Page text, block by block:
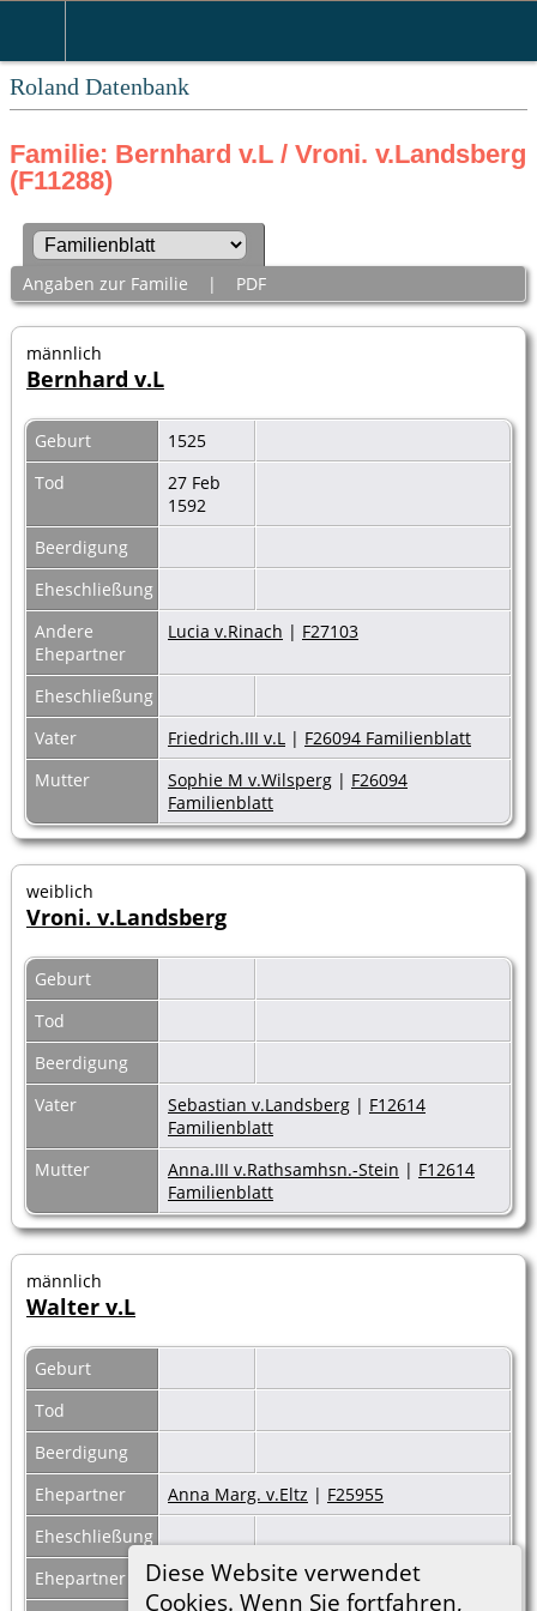
Roland Datenbank
Diese Website verwendet
Cookies. Wenn Sie fortfahren,
Familie: Bernhard v.L / Vroni. v.Landsberg
(F11288)
Angaben zur Familie | PDF
männlich
Bernhard v.L
Geburt
1525
Tod
27 Feb
1592
Beerdigung
Eheschließung
Andere
Ehepartner
Lucia v.Rinach | F27103
Eheschließung
Vater
Friedrich.III v.L | F26094 Familienblatt
Mutter
Sophie M v.Wilsperg | F26094
Familienblatt
weiblich
Vroni. v.Landsberg
Geburt
Tod
Beerdigung
Vater
Sebastian v.Landsberg | F12614
Familienblatt
Mutter
Anna.III v.Rathsamhsn.-Stein | F12614
Familienblatt
männlich
Walter v.L
Geburt
Tod
Beerdigung
Ehepartner
Anna Marg. v.Eltz | F25955
Eheschließung
Ehepartner
Anna v.Wiltz|F11287